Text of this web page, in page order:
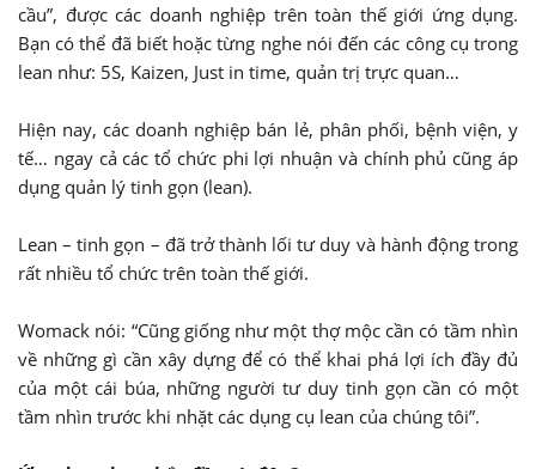
cầu”, được các doanh nghiệp trên toàn thế giới ứng dụng.
Bạn có thể đã biết hoặc từng nghe nói đến các công cụ trong
lean như: 5S, Kaizen, Just in time, quản trị trực quan…
Hiện nay, các doanh nghiệp bán lẻ, phân phối, bệnh viện, y
tế… ngay cả các tổ chức phi lợi nhuận và chính phủ cũng áp
dụng quản lý tinh gọn (lean).
Lean – tinh gọn – đã trở thành lối tư duy và hành động trong
rất nhiều tổ chức trên toàn thế giới.
Womack nói: “Cũng giống như một thợ mộc cần có tầm nhìn
về những gì cần xây dựng để có thể khai phá lợi ích đầy đủ
của một cái búa, những người tư duy tinh gọn cần có một
tầm nhìn trước khi nhặt các dụng cụ lean của chúng tôi”.